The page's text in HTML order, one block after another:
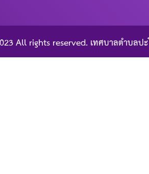
All rights reserved. เทศบาลตำบลป